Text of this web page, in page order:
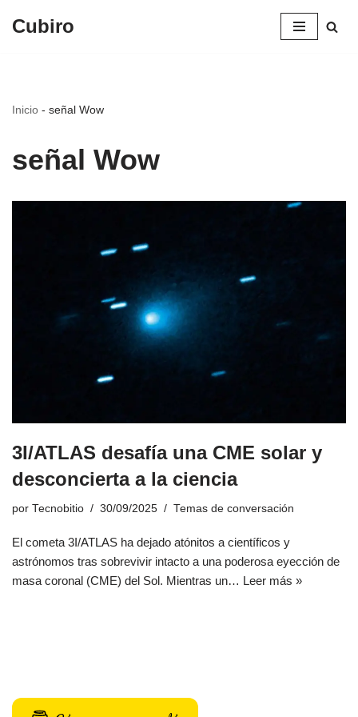
Cubiro
Inicio - señal Wow
señal Wow
3I/ATLAS desafía una CME solar y
desconcierta a la ciencia
por Tecnobitio 30/09/2025 Temas de conversación
El cometa 3I/ATLAS ha dejado atónitos a científicos y
astrónomos tras sobrevivir intacto a una poderosa eyección de
masa coronal (CME) del Sol. Mientras un… Leer más »